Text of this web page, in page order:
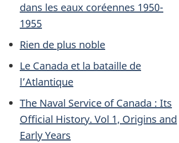
dans les eaux coréennes 1950-
1955
Rien de plus noble
Le Canada et la bataille de
l’Atlantique
The Naval Service of Canada : Its
Official History. Vol 1, Origins and
Early Years